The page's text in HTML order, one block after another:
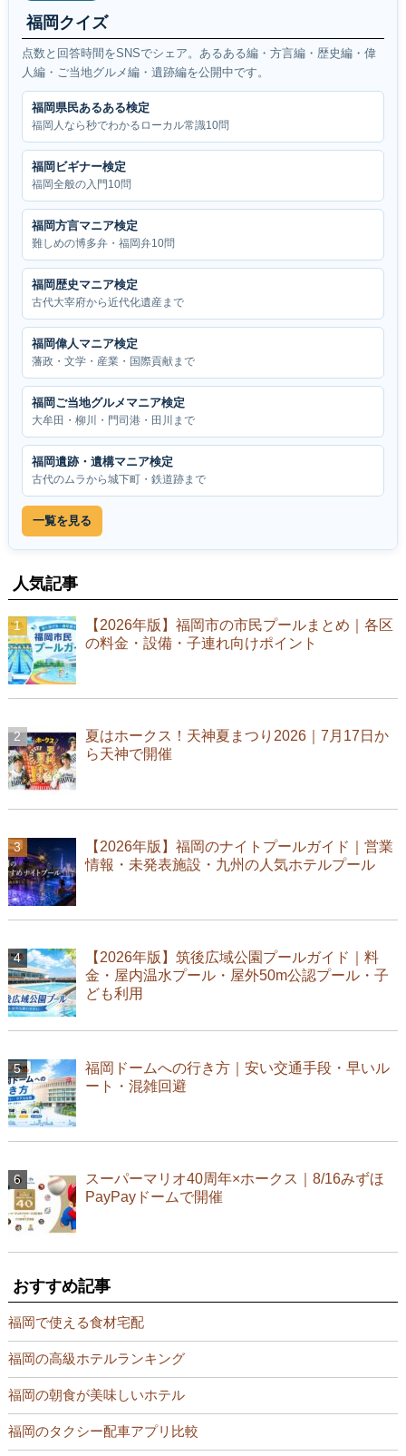
福岡クイズ
点数と回答時間をSNSでシェア。あるある編・方言編・歴史編・偉
人編・ご当地グルメ編・遺跡編を公開中です。
福岡県民あるある検定
福岡人なら秒でわかるローカル常識10問
福岡ビギナー検定
福岡全般の入門10問
福岡方言マニア検定
難しめの博多弁・福岡弁10問
福岡歴史マニア検定
古代大宰府から近代化遺産まで
福岡偉人マニア検定
藩政・文学・産業・国際貢献まで
福岡ご当地グルメマニア検定
大牟田・柳川・門司港・田川まで
福岡遺跡・遺構マニア検定
古代のムラから城下町・鉄道跡まで
一覧を見る
人気記事
【2026年版】福岡市の市民プールまとめ｜各区
の料金・設備・子連れ向けポイント
夏はホークス！天神夏まつり2026｜7月17日か
ら天神で開催
【2026年版】福岡のナイトプールガイド｜営業
情報・未発表施設・九州の人気ホテルプール
【2026年版】筑後広域公園プールガイド｜料
金・屋内温水プール・屋外50m公認プール・子
ども利用
福岡ドームへの行き方｜安い交通手段・早いル
ート・混雑回避
スーパーマリオ40周年×ホークス｜8/16みずほ
PayPayドームで開催
おすすめ記事
福岡で使える食材宅配
福岡の高級ホテルランキング
福岡の朝食が美味しいホテル
福岡のタクシー配車アプリ比較